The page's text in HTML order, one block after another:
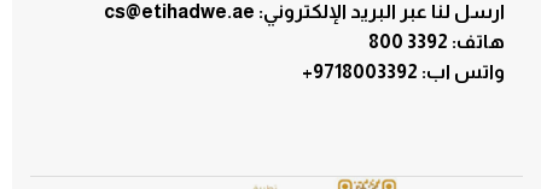
ارسل لنا عبر البريد الإلكتروني: cs@etihadwe.ae
هاتف: 3392 800
+9718003392 :واتس اب